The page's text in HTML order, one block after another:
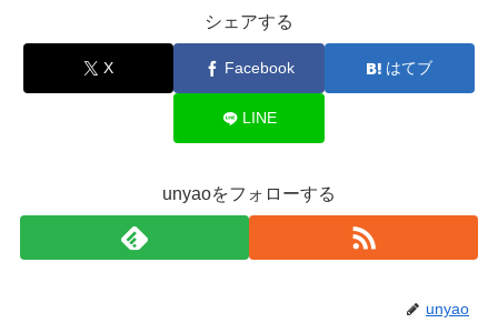
シェアする
X Facebook はてブ
LINE
unyaoをフォローする
unyao